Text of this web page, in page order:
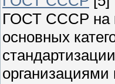
ГОСТ СССР на
основных